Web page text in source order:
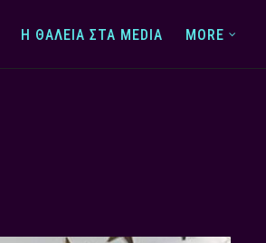
Η ΘΆΛΕΙΑ ΣΤΑ MEDIA MORE